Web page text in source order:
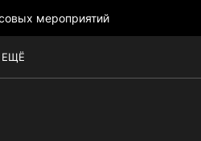
ЕЩЁ
мероприятий